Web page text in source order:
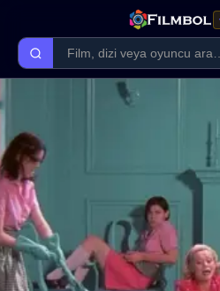
Forum
Kategoriler
Kaliteler
Film Kategorileri